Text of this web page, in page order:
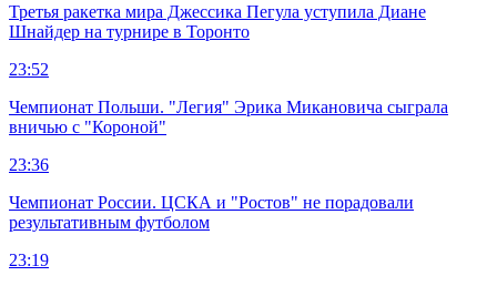
Третья ракетка мира Джессика Пегула уступила Диане
Шнайдер на турнире в Торонто
23:52
Чемпионат Польши. "Легия" Эрика Микановича сыграла
вничью с "Короной"
23:36
Чемпионат России. ЦСКА и "Ростов" не порадовали
результативным футболом
23:19